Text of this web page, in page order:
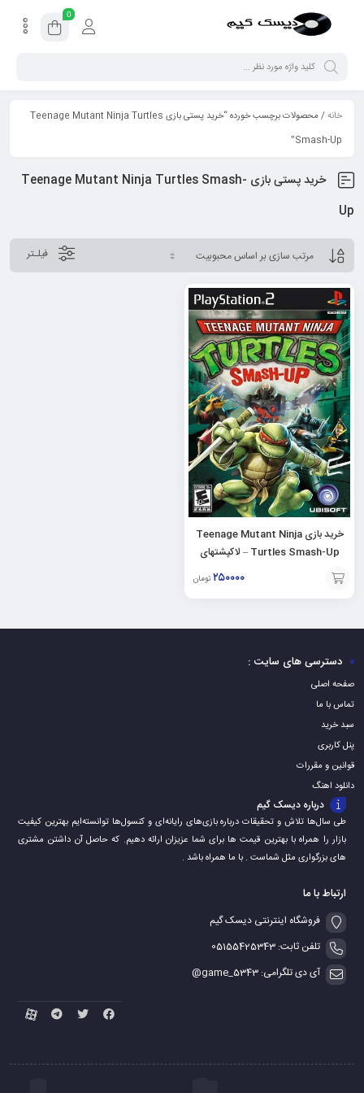
0
خانه
/ محصولات برچسب خورده “خرید پستی بازی Teenage Mutant Ninja Turtles
Smash-Up”
خرید پستی بازی Teenage Mutant Ninja Turtles Smash-
Up
فیلـتر
خرید بازی Teenage Mutant Ninja
Turtles Smash-Up – لاکپشتهای
۲۵۰۰۰۰ تومان
افزودن
به
دسترسی های سایت :
صفحه اصلی
تماس با ما
سبد خرید
پنل کاربری
قوانین و مقررات
دانلود اهنگ
درباره دیسک گیم
طی سال‌ها تلاش و تحقیقات درباره بازی‌های رایانه‌ای و کنسول‌ها توانسته‌ایم بهترین کیفیت
بازار را همراه با بهترین قیمت ها برای شما عزیزان ارائه دهیم. که حاصل آن داشتن مشتری
های بزرگواری مثل شماست . با ما همراه باشد .
ارتباط با ما
فروشگاه اینترنتی دیسک گیم
تلفن ثابت: 05155425343
آی دی تلگرامی: game_5343@